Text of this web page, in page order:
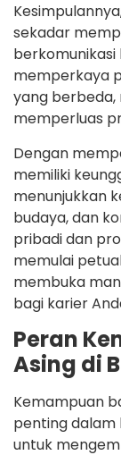
sekadar
berkomunikasi
memperkaya
yang berbeda,
memperluas
Dengan
memiliki
menunjukkan
budaya, dan
pribadi dan
memulai
membuka
bagi karier
Peran
Asing di
Kemampuan
penting dalam
untuk